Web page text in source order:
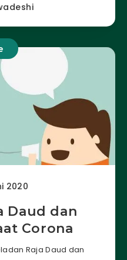
2020
Daud dan
Corona
Raja Daud dan